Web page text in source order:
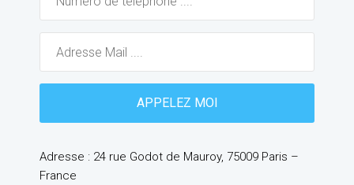
Adresse : 24 rue Godot de Mauroy, 75009 Paris –
France